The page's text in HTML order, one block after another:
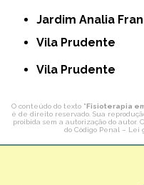
Jardim Analia
Vila Prudente
Vila Prudente
O conteúdo do texto "Fisioterapia
é de direito reservado. Sua
proibida sem a autorização do autor.
do Código Penal – Lei